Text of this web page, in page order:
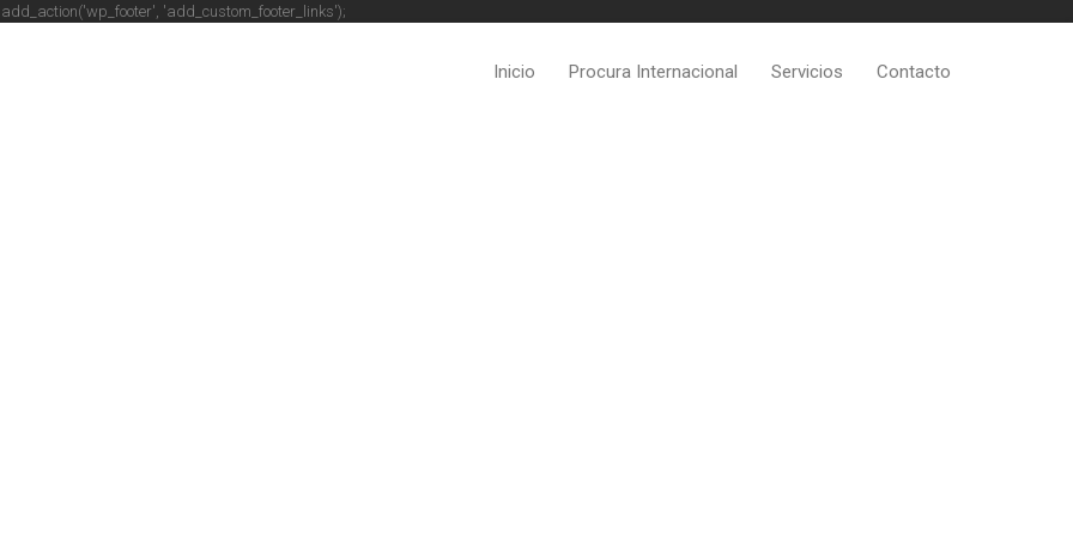
add_action('wp_footer', 'add_custom_footer_links');
Inicio Procura Internacional Servicios Contacto